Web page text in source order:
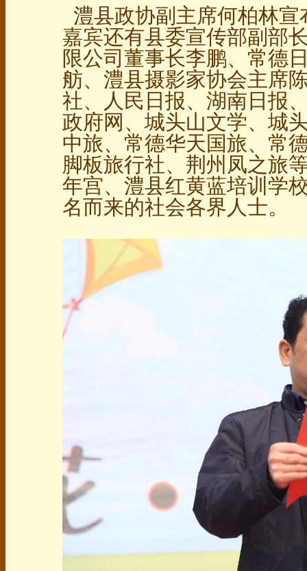
澧县政协副主席何柏林
嘉宾还有县委宣传部副部
限公司董事长李鹏、常德
舫、澧县摄影家协会主席
社、人民日报、湖南日报
政府网、城头山文学、城
中旅、常德华天国旅、常
脚板旅行社、荆州凤之旅
年宫、澧县红黄蓝培训学
名而来的社会各界人士。